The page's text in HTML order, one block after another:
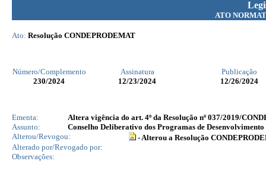
ATO
Ato: Resolução CONDEPRODEMAT
Número/Complemento Assinatura
Publicação
230/2024 12/23/2024 12/26/2024
Ementa:
Altera vigência do art. 4º da Resolução nº 037/2019/
Assunto:
Conselho Deliberativo dos Programas de
Alterou/Revogou:
- Alterou a Resolução
Alterado por/Revogado por:
Observações: